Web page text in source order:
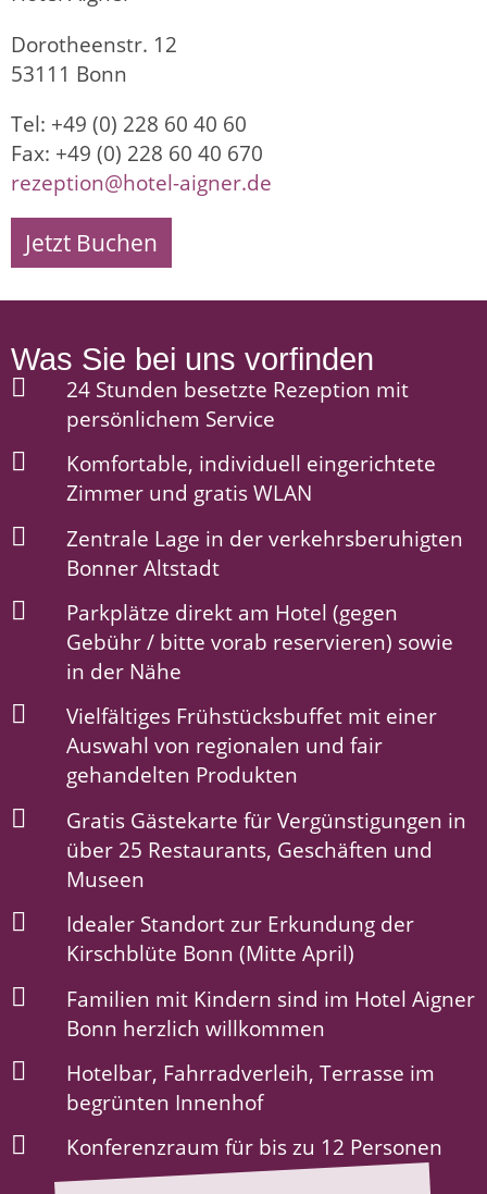
Dorotheenstr. 12
53111 Bonn
Tel: +49 (0) 228 60 40 60
Fax: +49 (0) 228 60 40 670
rezeption@hotel-aigner.de
Jetzt Buchen
Was Sie bei uns vorfinden
24 Stunden besetzte Rezeption mit
persönlichem Service
Komfortable, individuell eingerichtete
Zimmer und gratis WLAN
Zentrale Lage in der verkehrsberuhigten
Bonner Altstadt
Parkplätze direkt am Hotel (gegen
Gebühr / bitte vorab reservieren) sowie
in der Nähe
Vielfältiges Frühstücksbuffet mit einer
Auswahl von regionalen und fair
gehandelten Produkten
Gratis Gästekarte für Vergünstigungen in
über 25 Restaurants, Geschäften und
Museen
Idealer Standort zur Erkundung der
Kirschblüte Bonn (Mitte April)
Familien mit Kindern sind im Hotel Aigner
Bonn herzlich willkommen
Hotelbar, Fahrradverleih, Terrasse im
begrünten Innenhof
Konferenzraum für bis zu 12 Personen